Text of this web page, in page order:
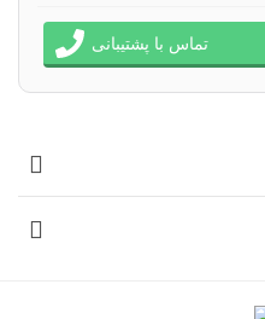
تماس با پشتیبانی